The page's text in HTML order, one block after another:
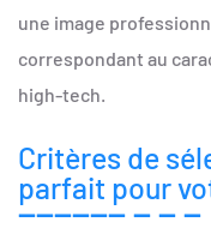
une image
correspondant au
high-tech.
Critères de
parfait pour